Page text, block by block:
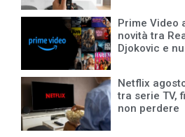
Prime Video
novità tra
Djokovic e
Netflix
tra serie TV,
non perdere